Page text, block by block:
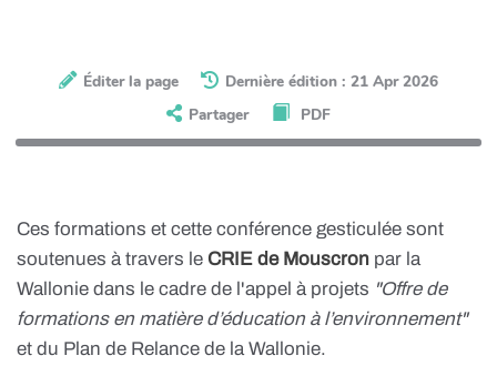
Éditer la page
Dernière édition : 21 Apr 2026
Partager
PDF